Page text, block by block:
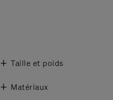
Taille et poids
Matériaux